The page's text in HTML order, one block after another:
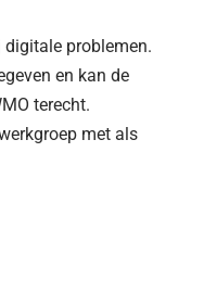
problemen.
en kan de
terecht.
met als